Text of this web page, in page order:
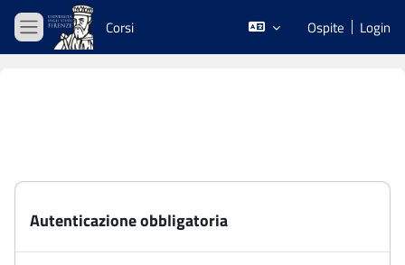
Vai al contenuto principale
Pannello laterale
Corsi Ospite Login
Autenticazione obbligatoria